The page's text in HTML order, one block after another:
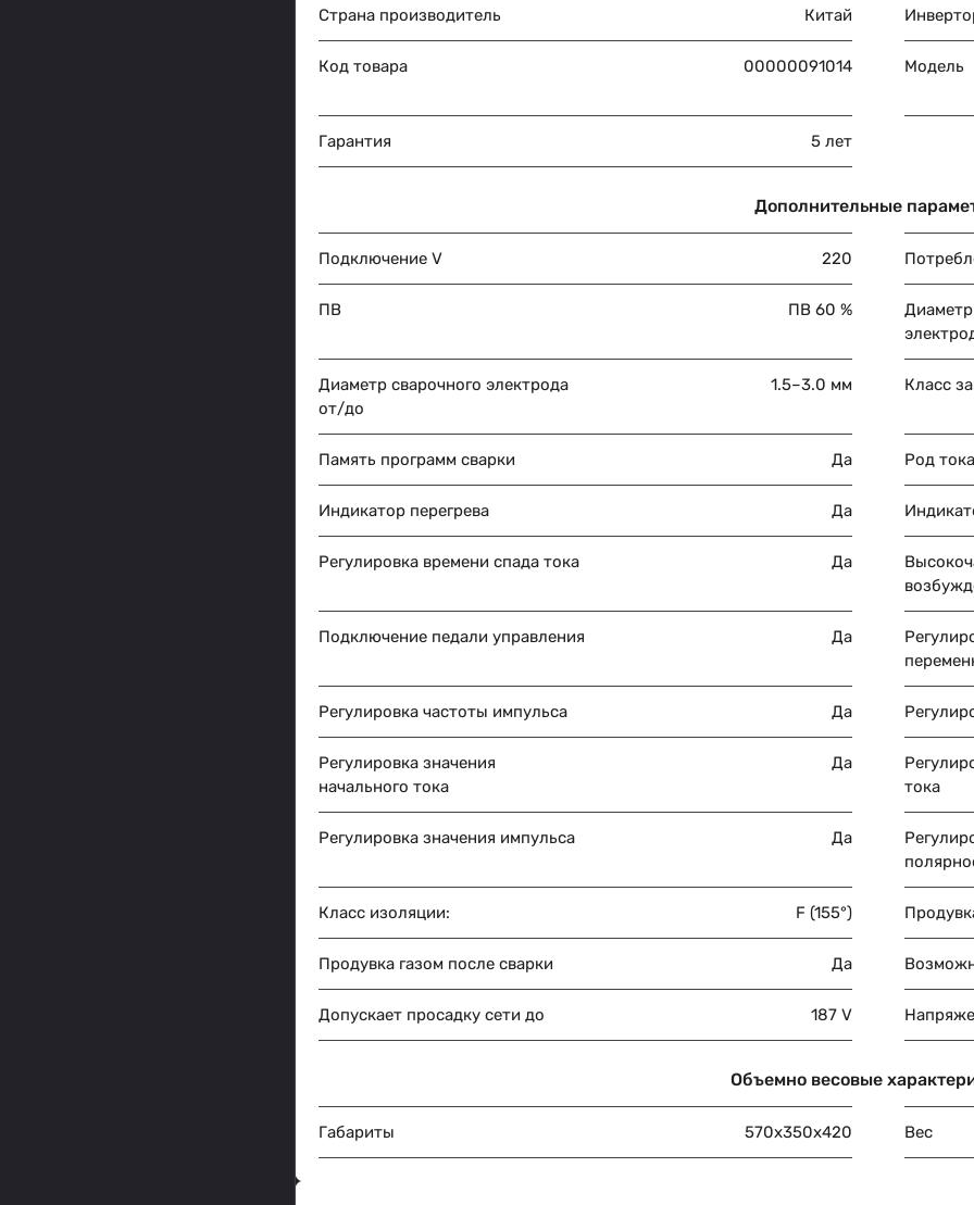
Страна производитель Китай
Код товара 00000091014 Модель
Гарантия 5 лет
Дополнительные
Подключение V 220
ПВ ПВ 60 %
Диаметр сварочного электрода
от/до
1.5–3.0 мм Класс
Память программ сварки Да Род тока
Индикатор перегрева Да
Регулировка времени спада тока Да
Подключение педали управления Да
Регулировка частоты импульса Да
Регулировка значения
начального тока
Да
тока
Регулировка значения импульса Да
Класс изоляции: F (155°)
Продувка газом после сварки Да
Допускает просадку сети до 187 V
Объемно весовые
Габариты 570x350x420 Вес